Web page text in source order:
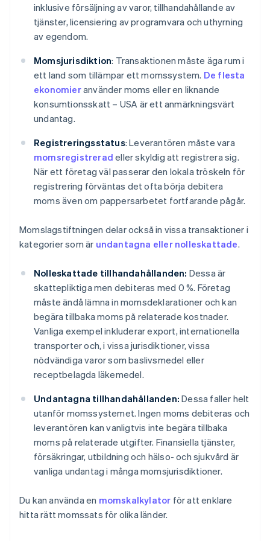
inklusive försäljning av varor, tillhandahållande av
tjänster, licensiering av programvara och uthyrning
av egendom.
Momsjurisdiktion: Transaktionen måste äga rum i
ett land som tillämpar ett momssystem. De flesta
ekonomieranvänder moms eller en liknande
konsumtionsskatt – USA är ett anmärkningsvärt
undantag.
Registreringsstatus: Leverantören måste vara
momsregistrerad eller skyldig att registrera sig.
När ett företag väl passerar den lokala tröskeln för
registrering förväntas det ofta börja debitera
moms även om pappersarbetet fortfarande pågår.
Momslagstiftningen delar också in vissa transaktioner i
kategorier som är undantagna eller nolleskattade.
Nolleskattade tillhandahållanden: Dessa är
skattepliktiga men debiteras med 0 %. Företag
måste ändå lämna in momsdeklarationer och kan
begära tillbaka moms på relaterade kostnader.
Vanliga exempel inkluderar export, internationella
transporter och, i vissa jurisdiktioner, vissa
nödvändiga varor som baslivsmedel eller
receptbelagda läkemedel.
Undantagna tillhandahållanden: Dessa faller helt
utanför momssystemet. Ingen moms debiteras och
leverantören kan vanligtvis inte begära tillbaka
moms på relaterade utgifter. Finansiella tjänster,
försäkringar, utbildning och hälso- och sjukvård är
vanliga undantag i många momsjurisdiktioner.
Du kan använda en momskalkylator för att enklare
hitta rätt momssats för olika länder.